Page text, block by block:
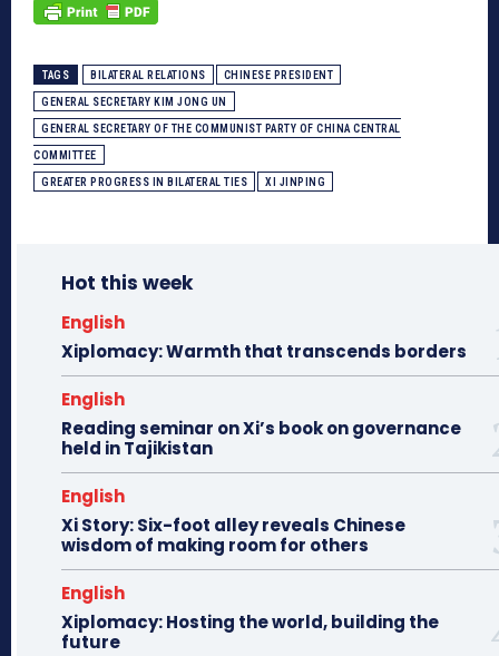
TAGS BILATERAL RELATIONS CHINESE PRESIDENT
GENERAL SECRETARY KIM JONG UN
GENERAL SECRETARY OF THE COMMUNIST PARTY OF CHINA CENTRAL
COMMITTEE
GREATER PROGRESS IN BILATERAL TIES XI JINPING
Hot this week
English
Xiplomacy: Warmth that transcends borders
English
Reading seminar on Xi’s book on governance
held in Tajikistan
English
Xi Story: Six-foot alley reveals Chinese
wisdom of making room for others
English
Xiplomacy: Hosting the world, building the
future